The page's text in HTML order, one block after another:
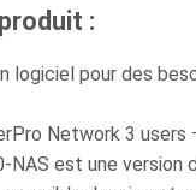
:
logiciel pour des
Network 3 users
NAS est une version